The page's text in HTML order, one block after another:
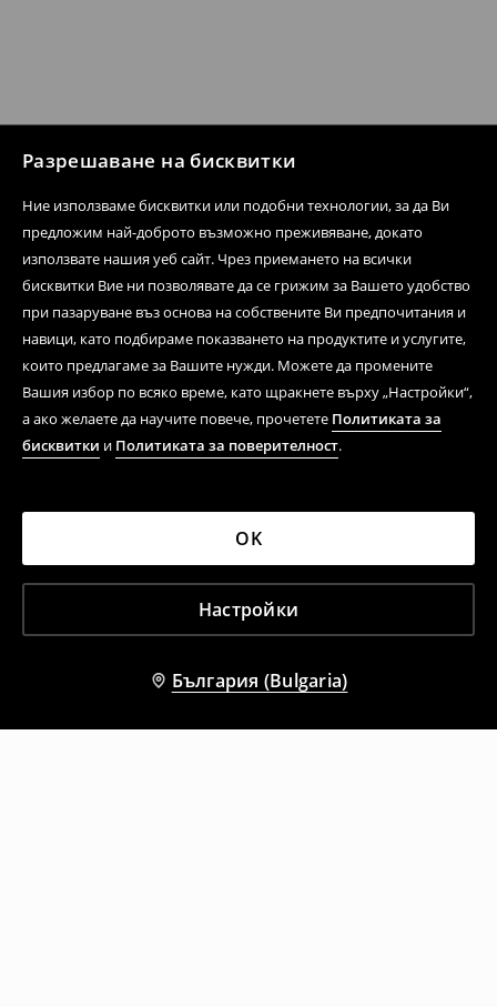
Разрешаване на бисквитки
Ние използваме бисквитки или подобни технологии, за да Ви
предложим най-доброто възможно преживяване, докато
използвате нашия уеб сайт. Чрез приемането на всички
бисквитки Вие ни позволявате да се грижим за Вашето удобство
при пазаруване въз основа на собствените Ви предпочитания и
навици, като подбираме показването на продуктите и услугите,
които предлагаме за Вашите нужди. Можете да промените
Вашия избор по всяко време, като щракнете върху „Настройки“,
а ако желаете да научите повече, прочетете Политиката за
бисквитки и Политиката за поверителност.
Настройки
OK
България (Bulgaria)